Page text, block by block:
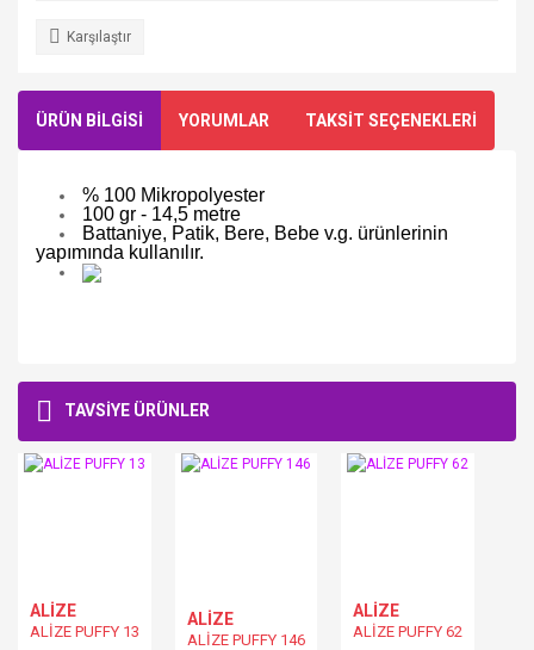
Karşılaştır
ÜRÜN BİLGİSİ YORUMLAR TAKSİT SEÇENEKLERİ
% 100 Mikropolyester
100 gr - 14,5 metre
Battaniye, Patik, Bere, Bebe v.g. ürünlerinin
yapımında kullanılır.
Bu ürüne ilk yorumu siz yapın!
TAVSİYE ÜRÜNLER
ALİZE
ALİZE PUFFY 13
ALİZE
ALİZE PUFFY 146
ALİZE
ALİZE PUFFY 62